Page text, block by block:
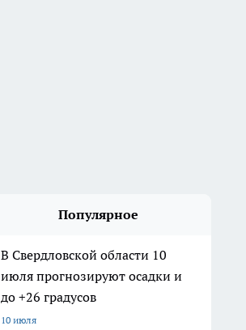
Популярное
В Свердловской области 10
июля прогнозируют осадки и
до +26 градусов
10 июля